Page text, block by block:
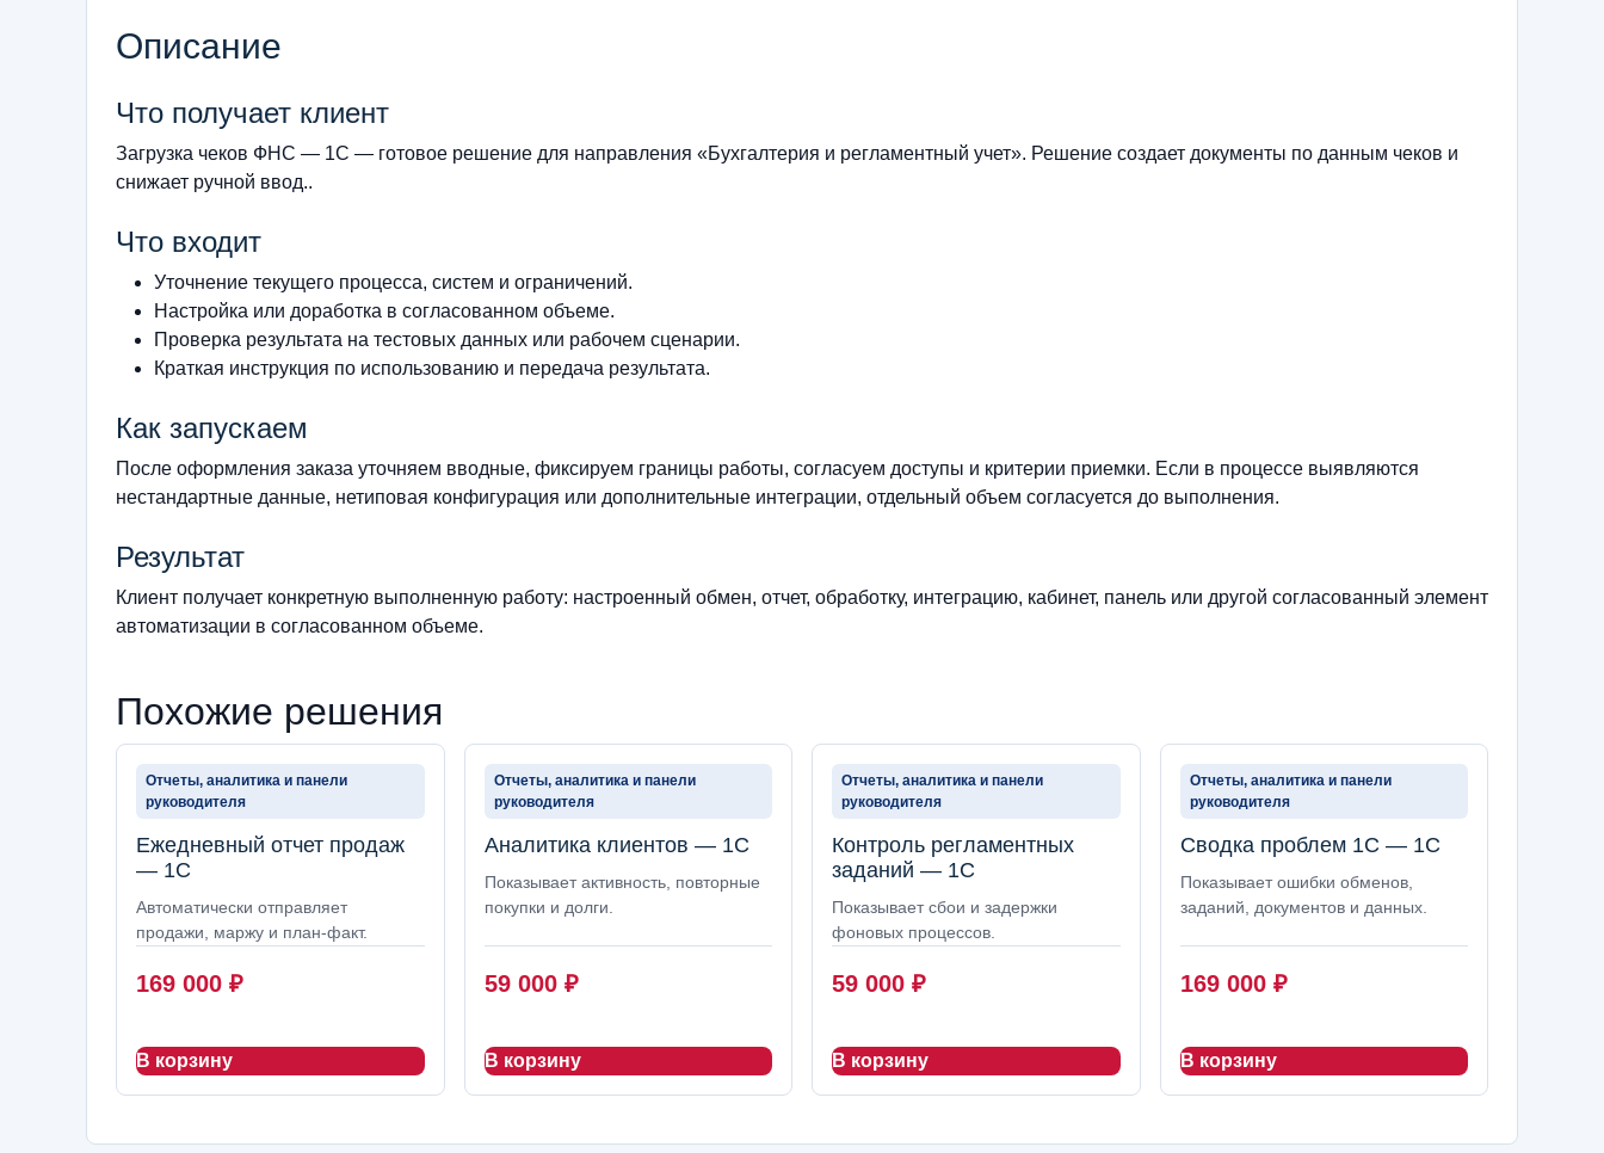
Описание
Что получает клиент
Загрузка чеков ФНС — 1С — готовое решение для направления «Бухгалтерия и регламентный учет». Решение создает документы по данным чеков и
снижает ручной ввод..
Что входит
Уточнение текущего процесса, систем и ограничений.
Настройка или доработка в согласованном объеме.
Проверка результата на тестовых данных или рабочем сценарии.
Краткая инструкция по использованию и передача результата.
Как запускаем
После оформления заказа уточняем вводные, фиксируем границы работы, согласуем доступы и критерии приемки. Если в процессе выявляются
нестандартные данные, нетиповая конфигурация или дополнительные интеграции, отдельный объем согласуется до выполнения.
Результат
Клиент получает конкретную выполненную работу: настроенный обмен, отчет, обработку, интеграцию, кабинет, панель или другой согласованный элемент
автоматизации в согласованном объеме.
Похожие решения
Отчеты, аналитика и панели
руководителя
Ежедневный отчет продаж
— 1С
Автоматически отправляет
продажи, маржу и план-факт.
169 000 ₽
В корзину
Отчеты, аналитика и панели
руководителя
Аналитика клиентов — 1С
Показывает активность, повторные
покупки и долги.
59 000 ₽
В корзину
Отчеты, аналитика и панели
руководителя
Контроль регламентных
заданий — 1С
Показывает сбои и задержки
фоновых процессов.
59 000 ₽
В корзину
Отчеты, аналитика и панели
руководителя
Сводка проблем 1С — 1С
Показывает ошибки обменов,
заданий, документов и данных.
169 000 ₽
В корзину